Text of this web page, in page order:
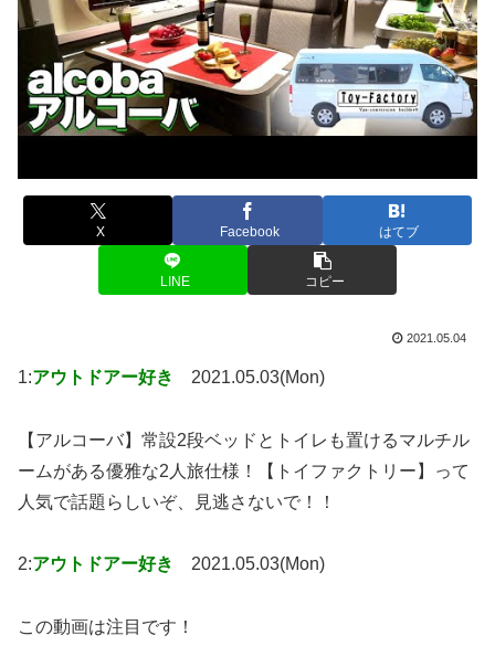
X Facebook はてブ
LINE コピー
2021.05.04
1:アウトドアー好き 2021.05.03(Mon)
【アルコーバ】常設2段ベッドとトイレも置けるマルチル
ームがある優雅な2人旅仕様！【トイファクトリー】って
人気で話題らしいぞ、見逃さないで！！
2:アウトドアー好き 2021.05.03(Mon)
この動画は注目です！